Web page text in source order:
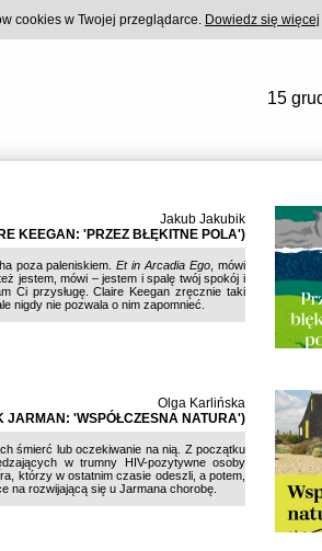
15
Jakub Jakubik
KEEGAN: 'PRZEZ BŁĘKITNE POLA')
poza paleniskiem.Et in Arcadia Ego , mówi
jestem, mówi – jestem i spalę twój spokój i
Ci przysługę. Claire Keegan zręcznie taki
nigdy nie pozwala o nim zapomnieć.
Olga Karlińska
JARMAN: 'WSPÓŁCZESNA NATURA')
śmierć lub oczekiwanie na nią. Z początku
w trumny HIV-pozytywne osoby
którzy w ostatnim czasie odeszli, a potem,
na rozwijającą się u Jarmana chorobę.
cookies w Twojej przeglądarce. Dowiedz się więcej